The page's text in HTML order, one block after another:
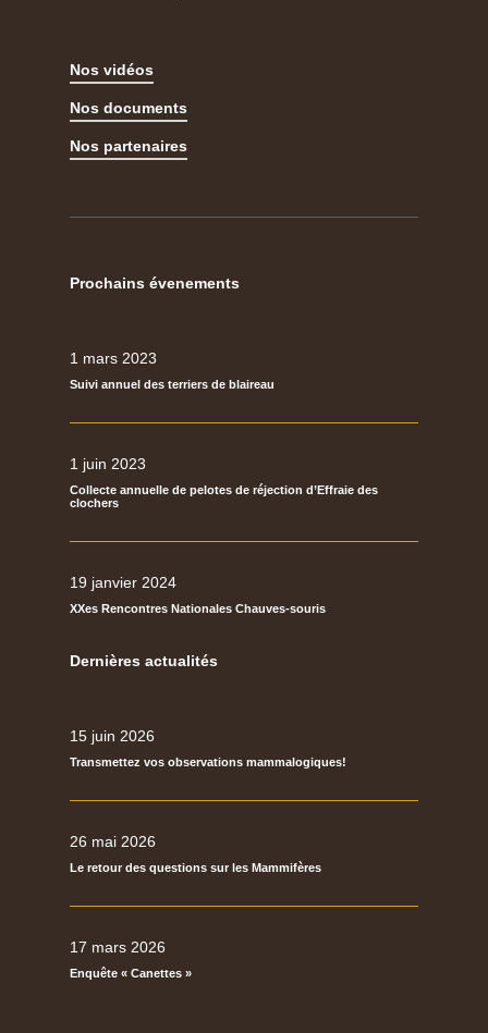
Nos vidéos
Nos documents
Nos partenaires
Prochains évenements
1 mars 2023
Suivi annuel des terriers de blaireau
1 juin 2023
Collecte annuelle de pelotes de réjection d’Effraie des
clochers
19 janvier 2024
XXes Rencontres Nationales Chauves-souris
Dernières actualités
15 juin 2026
Transmettez vos observations mammalogiques!
26 mai 2026
Le retour des questions sur les Mammifères
17 mars 2026
Enquête « Canettes »